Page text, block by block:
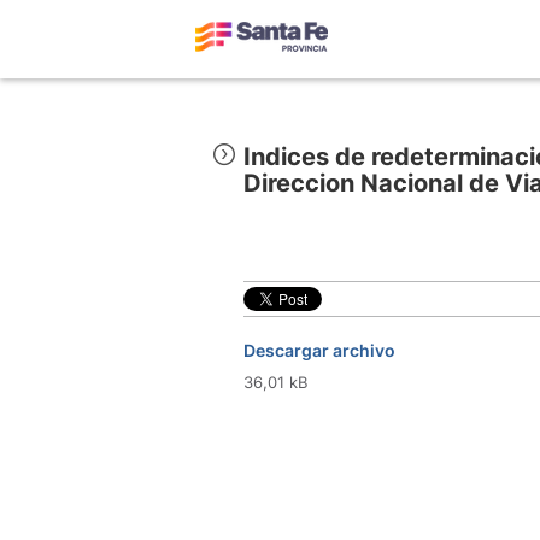
Indices de
Direccion Nacional de
Descargar archivo
36,01 kB